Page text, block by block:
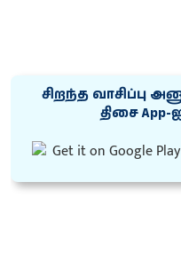
சிறந்த வாசிப்பு
திசை